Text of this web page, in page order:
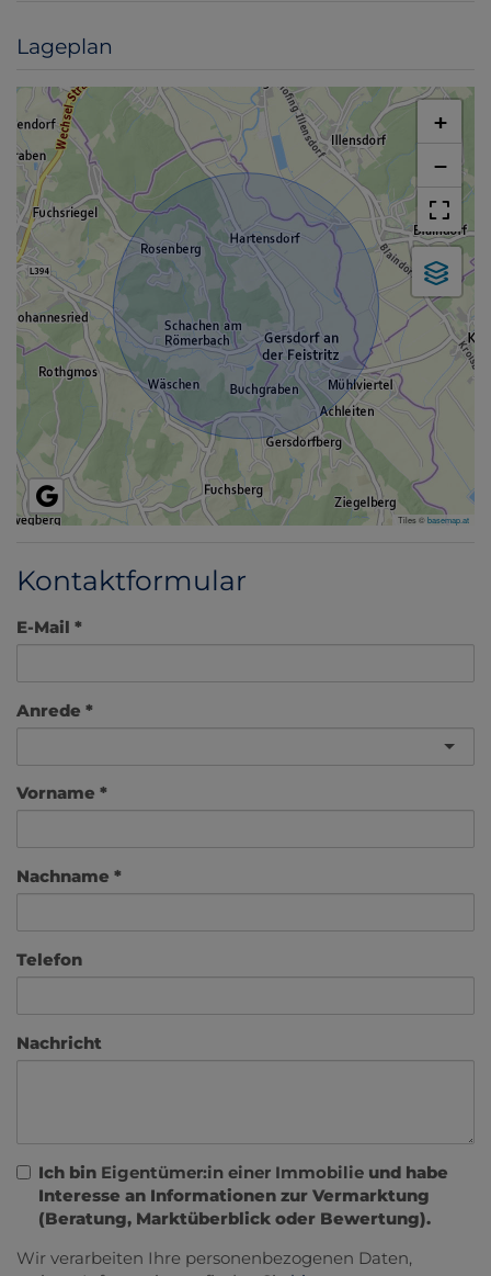
Lageplan
+
−
Tiles ©basemap.at
Kontaktformular
E-Mail
Anrede
Vorname
Nachname
Telefon
Nachricht
Ich bin Eigentümer:in einer Immobilie und habe
Interesse an Informationen zur Vermarktung
(Beratung, Marktüberblick oder Bewertung).
Wir verarbeiten Ihre personenbezogenen Daten,